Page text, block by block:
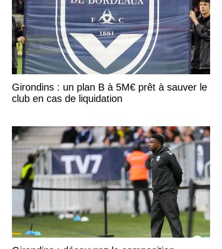
Girondins : un plan B à 5M€ prêt à sauver le
club en cas de liquidation